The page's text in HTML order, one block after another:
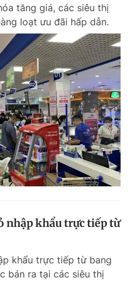
tăng giá, các siêu thị
loạt ưu đãi hấp dẫn.
nhập khẩu trực tiếp từ
khẩu trực tiếp từ bang
bán ra tại các siêu thị